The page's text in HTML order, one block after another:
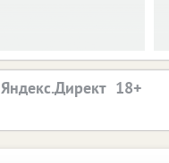
Яндекс.Директ